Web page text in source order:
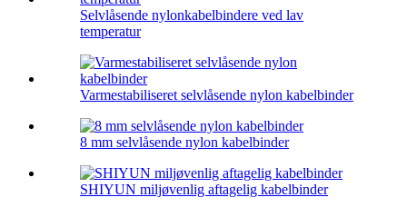
Selvlåsende nylonkabelbindere ved lav
temperatur
Varmestabiliseret selvlåsende nylon kabelbinder
8 mm selvlåsende nylon kabelbinder
SHIYUN miljøvenlig aftagelig kabelbinder